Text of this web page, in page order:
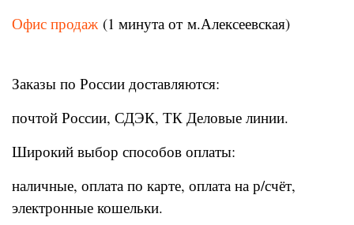
Офис продаж (1 минута от м.Алексеевская)
Заказы по России доставляются:
почтой России, СДЭК, ТК Деловые линии.
Широкий выбор способов оплаты:
наличные, оплата по карте, оплата на р/счёт,
электронные кошельки.